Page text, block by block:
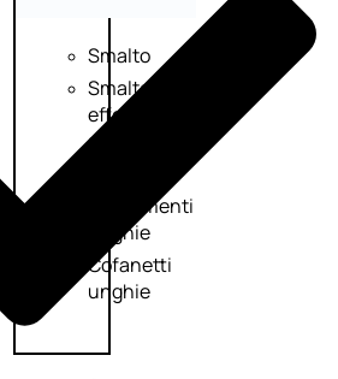
Smalto
Smalto
effetti
speciali
Trattamenti
unghie
Cofanetti
unghie